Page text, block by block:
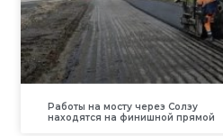
Работы на мосту через Солзу
находятся на финишной прямой